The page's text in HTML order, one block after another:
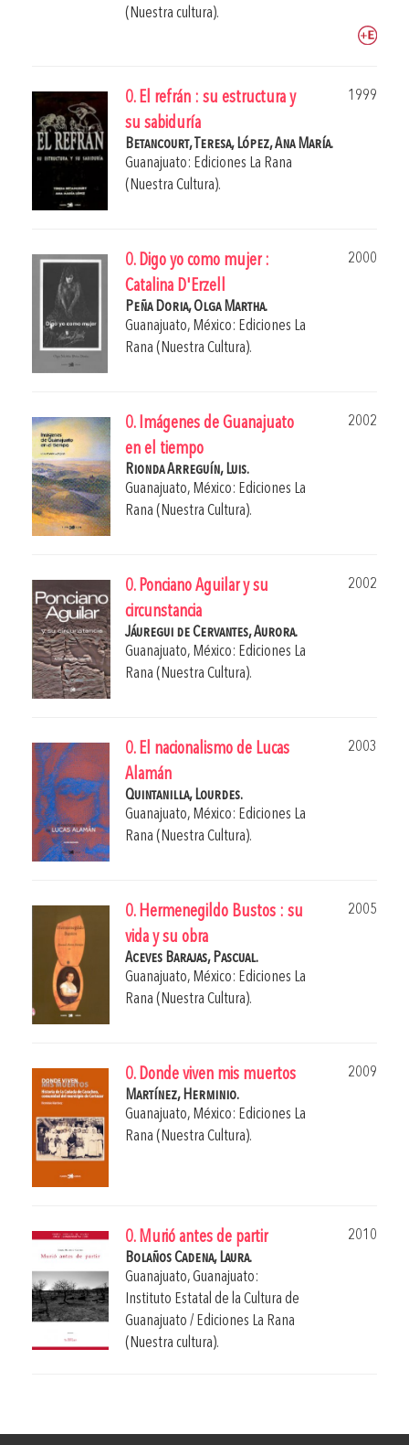
(Nuestra cultura).
0. El refrán : su estructura y
su sabiduría
1999
Betancourt, Teresa, López, Ana María.
Guanajuato: Ediciones La Rana
(Nuestra Cultura).
0. Digo yo como mujer :
Catalina D'Erzell
2000
Peña Doria, Olga Martha.
Guanajuato, México: Ediciones La
Rana (Nuestra Cultura).
0. Imágenes de Guanajuato
en el tiempo
2002
Rionda Arreguín, Luis.
Guanajuato, México: Ediciones La
Rana (Nuestra Cultura).
0. Ponciano Aguilar y su
circunstancia
2002
Jáuregui de Cervantes, Aurora.
Guanajuato, México: Ediciones La
Rana (Nuestra Cultura).
0. El nacionalismo de Lucas
Alamán
2003
Quintanilla, Lourdes.
Guanajuato, México: Ediciones La
Rana (Nuestra Cultura).
0. Hermenegildo Bustos : su
vida y su obra
2005
Aceves Barajas, Pascual.
Guanajuato, México: Ediciones La
Rana (Nuestra Cultura).
0. Donde viven mis muertos
2009
Martínez, Herminio.
Guanajuato, México: Ediciones La
Rana (Nuestra Cultura).
0. Murió antes de partir
2010
Bolaños Cadena, Laura.
Guanajuato, Guanajuato:
Instituto Estatal de la Cultura de
Guanajuato / Ediciones La Rana
(Nuestra cultura).